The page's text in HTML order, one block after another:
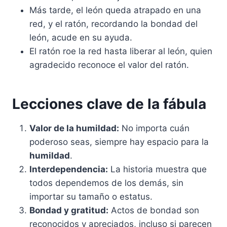
Más tarde, el león queda atrapado en una
red, y el ratón, recordando la bondad del
león, acude en su ayuda.
El ratón roe la red hasta liberar al león, quien
agradecido reconoce el valor del ratón.
Lecciones clave de la fábula
Valor de la humildad: No importa cuán
poderoso seas, siempre hay espacio para la
humildad.
Interdependencia: La historia muestra que
todos dependemos de los demás, sin
importar su tamaño o estatus.
Bondad y gratitud: Actos de bondad son
reconocidos y apreciados, incluso si parecen